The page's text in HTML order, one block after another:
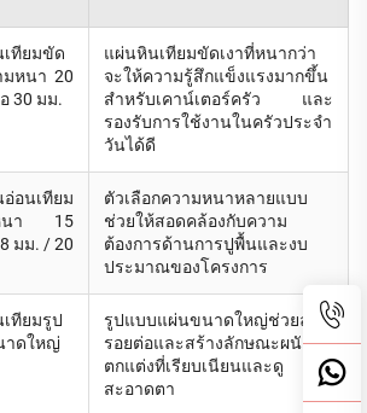
ทียมขัด
มหนา 20
30 มม.
แผ่นหินเทียมขัดเงาที่หนากว่า
จะให้ความรู้สึกแข็งแรงมากขึ้น
สำหรับเคาน์เตอร์ครัว และ
รองรับการใช้งานในครัวประจำ
วันได้ดี
อนเทียม
นา 15
มม. / 20
ตัวเลือกความหนาหลายแบบ
ช่วยให้สอดคล้องกับความ
ต้องการด้านการปูพื้นและงบ
ประมาณของโครงการ
ทียมรูป
าดใหญ่
รูปแบบแผ่นขนาดใหญ่ช่วยลด
รอยต่อและสร้างลักษณะผนัง
ตกแต่งที่เรียบเนียนและดู
สะอาดตา